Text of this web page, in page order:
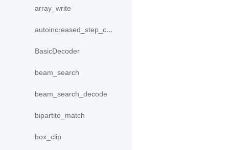
array_write
autoincreased_step_counter
BasicDecoder
beam_search
beam_search_decode
bipartite_match
box_clip